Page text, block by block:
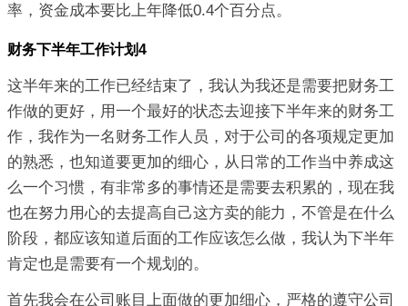
率，资金成本要比上年降低0.4个百分点。
财务下半年工作计划4
这半年来的工作已经结束了，我认为我还是需要把财务工
作做的更好，用一个最好的状态去迎接下半年来的财务工
作，我作为一名财务工作人员，对于公司的各项规定更加
的熟悉，也知道要更加的细心，从日常的工作当中养成这
么一个习惯，有非常多的事情还是需要去积累的，现在我
也在努力用心的去提高自己这方卖的能力，不管是在什么
阶段，都应该知道后面的工作应该怎么做，我认为下半年
肯定也是需要有一个规划的。
首先我会在公司账目上面做的更加细心，严格的遵守公司